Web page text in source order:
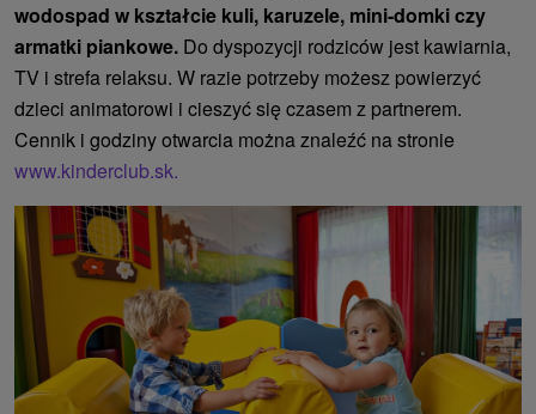
wodospad w kształcie kuli, karuzele, mini-domki czy
armatki piankowe. Do dyspozycji rodziców jest kawiarnia,
TV i strefa relaksu. W razie potrzeby możesz powierzyć
dzieci animatorowi i cieszyć się czasem z partnerem.
Cennik i godziny otwarcia można znaleźć na stronie
www.kinderclub.sk.